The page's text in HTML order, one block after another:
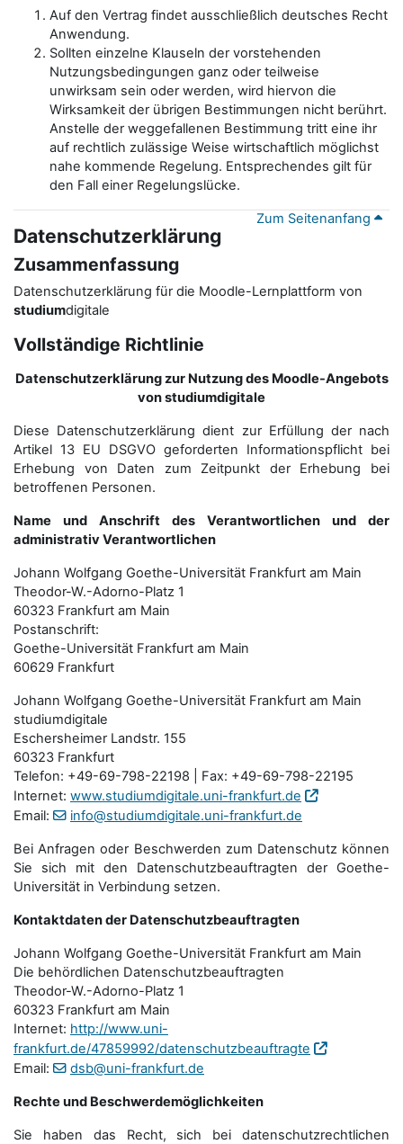
Auf den Vertrag findet ausschließlich deutsches Recht
Anwendung.
Sollten einzelne Klauseln der vorstehenden
Nutzungsbedingungen ganz oder teilweise
unwirksam sein oder werden, wird hiervon die
Wirksamkeit der übrigen Bestimmungen nicht berührt.
Anstelle der weggefallenen Bestimmung tritt eine ihr
auf rechtlich zulässige Weise wirtschaftlich möglichst
nahe kommende Regelung. Entsprechendes gilt für
den Fall einer Regelungslücke.
Zum Seitenanfang
Datenschutzerklärung
Zusammenfassung
Datenschutzerklärung für die Moodle-Lernplattform von
studiumdigitale
Vollständige Richtlinie
Datenschutzerklärung zur Nutzung des Moodle-Angebots
von studiumdigitale
Diese Datenschutzerklärung dient zur Erfüllung der nach
Artikel 13 EU DSGVO geforderten Informationspflicht bei
Erhebung von Daten zum Zeitpunkt der Erhebung bei
betroffenen Personen.
Name und Anschrift des Verantwortlichen und der
administrativ Verantwortlichen
Johann Wolfgang Goethe-Universität Frankfurt am Main
Theodor-W.-Adorno-Platz 1
60323 Frankfurt am Main
Postanschrift:
Goethe-Universität Frankfurt am Main
60629 Frankfurt
Johann Wolfgang Goethe-Universität Frankfurt am Main
studiumdigitale
Eschersheimer Landstr. 155
60323 Frankfurt
Telefon: +49-69-798-22198 | Fax: +49-69-798-22195
Internet: www.studiumdigitale.uni-frankfurt.de
Email:
info@studiumdigitale.uni-frankfurt.de
Bei Anfragen oder Beschwerden zum Datenschutz können
Sie sich mit den Datenschutz­beauftragten der Goethe-
Universität in Verbindung setzen.
Kontaktdaten der Datenschutzbeauftragten
Johann Wolfgang Goethe-Universität Frankfurt am Main
Die behördlichen Datenschutzbeauftragten
Theodor-W.-Adorno-Platz 1
60323 Frankfurt am Main
Internet: http://www.uni-
frankfurt.de/47859992/datenschutzbeauftragte
Email:
dsb@uni-frankfurt.de
Rechte und Beschwerdemöglichkeiten
Sie haben das Recht, sich bei datenschutzrechtlichen